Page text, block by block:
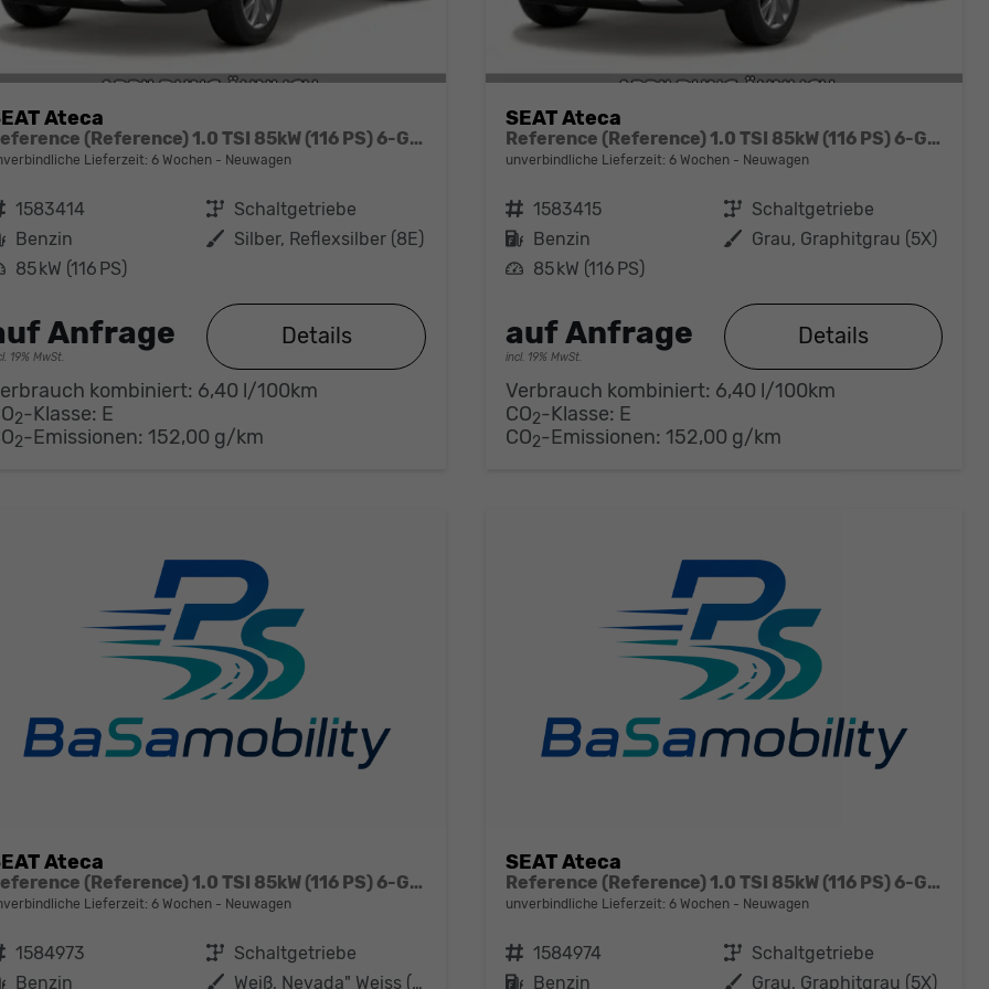
Ateca
Reference (Reference) 1.0 TSI 85kW (116 PS) 6-Gang Schaltgetriebe
Lieferzeit:6 Wochen Neuwagen
1583414 Getriebe Schaltgetriebe
Kraftstoff Benzin Außenfarbe Silber, Reflexsilber (8E)
85 kW (116 PS)
Anfrage
19% MwSt.
Details
kombiniert: 6,40 l/100km
2-Klasse: E
2-Emissionen:152,00 g/km
SEAT Ateca
Reference (Reference) 1.0 TSI 85kW (116 PS) 6-Gang Schaltgetriebe
unverbindliche Lieferzeit: 6 Wochen Neuwagen
Fahrzeugnr. 1583415 Getriebe Schaltgetriebe
Kraftstoff Benzin Außenfarbe Grau, Graphitgrau (5X)
Leistung 85 kW (116 PS)
auf Anfrage
incl. 19% MwSt.
Details
Verbrauch kombiniert: 6,40 l/100km
CO2-Klasse: E
CO2-Emissionen: 152,00 g/km
Ateca
Reference (Reference) 1.0 TSI 85kW (116 PS) 6-Gang Schaltgetriebe
Lieferzeit:6 Wochen Neuwagen
1584973 Getriebe Schaltgetriebe
Kraftstoff Benzin Außenfarbe Weiß, Nevada" Weiss (2Y)"
SEAT Ateca
Reference (Reference) 1.0 TSI 85kW (116 PS) 6-Gang Schaltgetriebe
unverbindliche Lieferzeit: 6 Wochen Neuwagen
Fahrzeugnr. 1584974 Getriebe Schaltgetriebe
Kraftstoff Benzin Außenfarbe Grau, Graphitgrau (5X)